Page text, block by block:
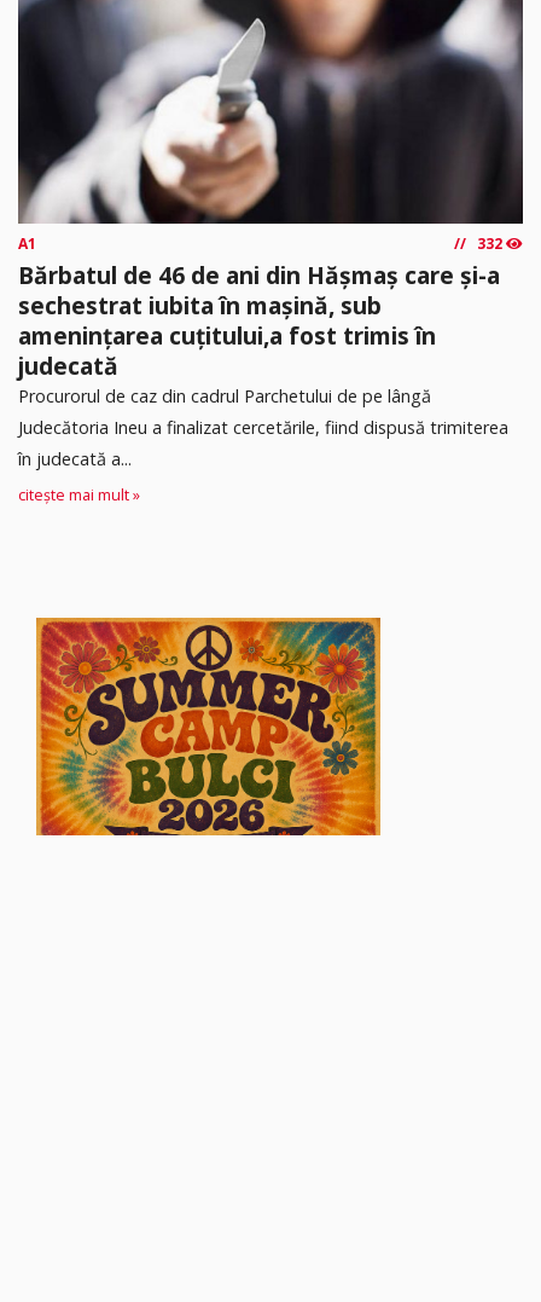
A1 332
Bărbatul de 46 de ani din Hășmaș care și-a
sechestrat iubita în mașină, sub
amenințarea cuțitului,a fost trimis în
judecată
Procurorul de caz din cadrul Parchetului de pe lângă
Judecătoria Ineu a finalizat cercetările, fiind dispusă trimiterea
în judecată a...
citește mai mult »